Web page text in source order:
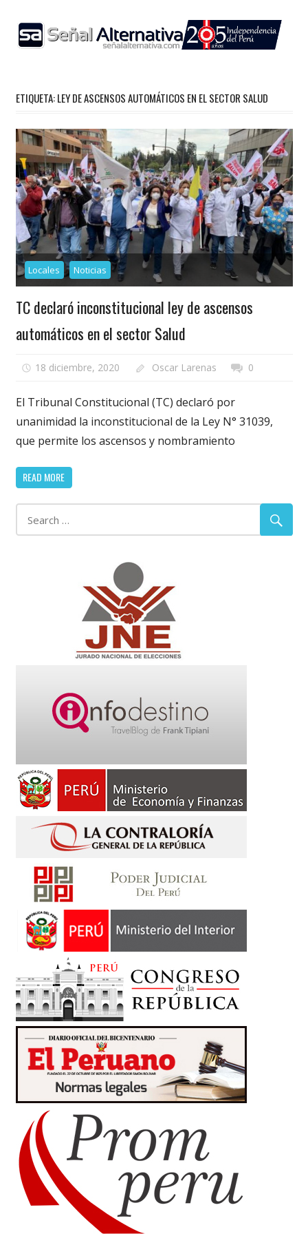
content
ETIQUETA:LEY DE ASCENSOS AUTOMÁTICOS EN EL SECTOR SALUD
Locales Noticias
TC declaró inconstitucional ley de ascensos
automáticos en el sector Salud
18 diciembre, 2020 Oscar Larenas 0
El Tribunal Constitucional (TC) declaró por
unanimidad la inconstitucional de la Ley N° 31039,
que permite los ascensos y nombramiento
READ MORE